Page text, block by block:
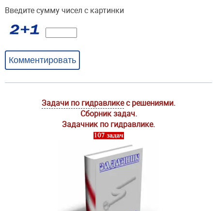
Задачи по гидравликес решениями.
Сборник задач.
Задачник по гидравлике.
Введите сумму чисел с картинки
Комментировать